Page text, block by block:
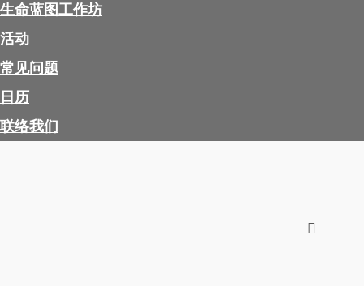
生命蓝图工作坊
活动
常见问题
日历
联络我们